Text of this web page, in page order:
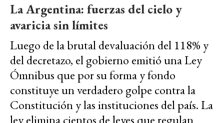
La Argentina: fuerzas del cielo y
avaricia sin límites
Luego de la brutal devaluación del 118% y
del decretazo, el gobierno emitió una Ley
Ómnibus que por su forma y fondo
constituye un verdadero golpe contra la
Constitución y las instituciones del país. La
ley elimina cientos de leyes que regulan